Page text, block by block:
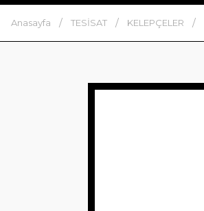
Anasayfa TESİSAT KELEPÇELER